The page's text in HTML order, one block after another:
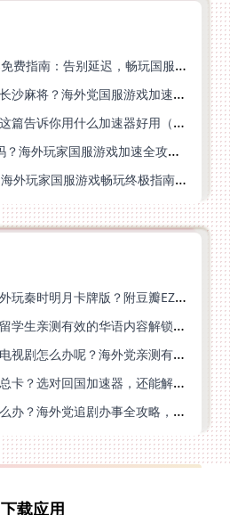
海外最终幻想14加速器免费指南：告别延迟，畅玩国服FF14的正确打开方式
马来西亚怎么玩随便玩长沙麻将？海外党国服游戏加速终极指南（含跑跑无尽冬日解决方案）
在国外玩弹弹堂总卡？这篇告诉你用什么加速器好用（附印尼玩模拟农场流放之路秘籍）
国外能打王国保卫战4吗？海外玩家国服游戏加速全攻略（附实测推荐）
出国旅游能玩wow吗？海外玩家国服游戏畅玩终极指南（附FF14激战2解决方案）
海外党必看：怎么在国外玩秦时明月卡牌版？附豆瓣EZCast地区限制破解法
海外怎么听酷我畅听？留学生亲测有效的华语内容解锁指南
在国外看不了央视影音电视剧怎么办呢？海外党亲测有效的回国加速方案
海外华人看国内电视剧总卡？选对回国加速器，还能解决菲律宾打不开反诈中心的问题
探花在比利时用不了怎么办？海外党追剧办事全攻略，选对加速器就够了
下载应用